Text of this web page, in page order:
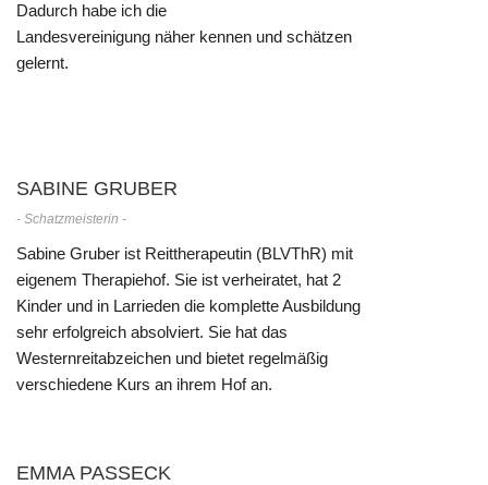
Dadurch habe ich die
Landesvereinigung näher kennen und schätzen
gelernt.
SABINE GRUBER
- Schatzmeisterin -
Sabine Gruber ist Reittherapeutin (BLVThR) mit
eigenem Therapiehof. Sie ist verheiratet, hat 2
Kinder und in Larrieden die komplette Ausbildung
sehr erfolgreich absolviert. Sie hat das
Westernreitabzeichen und bietet regelmäßig
verschiedene Kurs an ihrem Hof an.
EMMA PASSECK